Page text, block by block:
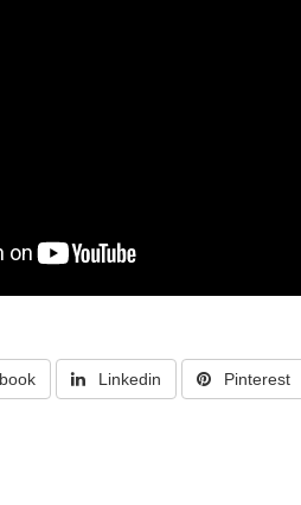
Linkedin Pinterest